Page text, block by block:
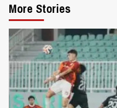
More Stories